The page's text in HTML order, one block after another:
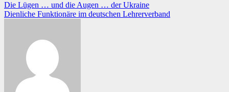
Beitragsnavigation
Die Lügen … und die Augen … der Ukraine
Dienliche Funktionäre im deutschen Lehrerverband